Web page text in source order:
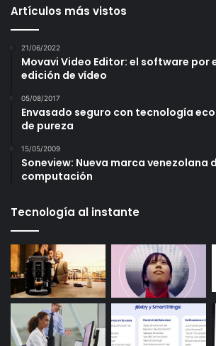
Artículos más vistos
21/06/2022
Movavi Video Editor: el software por
edición de vídeo
05/08/2017
Envasado seguro con tecnología
de pureza
15/05/2009
Soneview: Nueva marca venezolana
computación
Tecnología al instante